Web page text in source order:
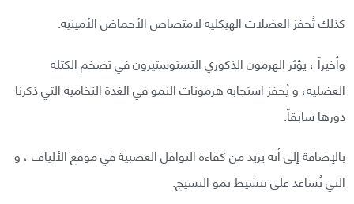
كذلك تُحفز العضلات الهيكلية لامتصاص الأحماض الأمينية.
وأخيراً ، يؤثر الهرمون الذكوري التستوستيرون في تضخم الكتلة
العضلية، و يُحفز استجابة هرمونات النمو في الغدة النخامية التي ذكرنا
دورها سابقاً.
بالإضافة إلى أنه يزيد من كفاءة النواقل العصبية في موقع الألياف ، و
التي تُساعد على تنشيط نمو النسيج.